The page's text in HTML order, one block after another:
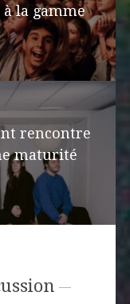
la gamme
rencontre
maturité